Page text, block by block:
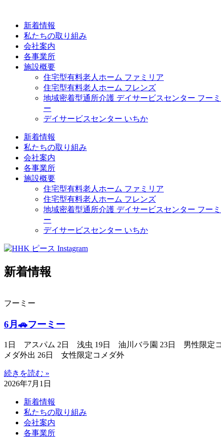
新着情報
私たちの取り組み
会社案内
各事業所
施設概要
住宅型有料老人ホーム ファミリア
住宅型有料老人ホーム フレンズ
地域密着型通所介護 デイサービスセンター フーミ
ー
デイサービスセンター いちか
新着情報
私たちの取り組み
会社案内
各事業所
施設概要
住宅型有料老人ホーム ファミリア
住宅型有料老人ホーム フレンズ
地域密着型通所介護 デイサービスセンター フーミ
ー
デイサービスセンター いちか
新着情報
フーミー
6月🚗フーミー
1日 アスパム 2日 浅虫 19日 油川バラ園 23日 男性限定
メダ外出 26日 女性限定コメダ外
続きを読む »
2026年7月1日
新着情報
私たちの取り組み
会社案内
各事業所